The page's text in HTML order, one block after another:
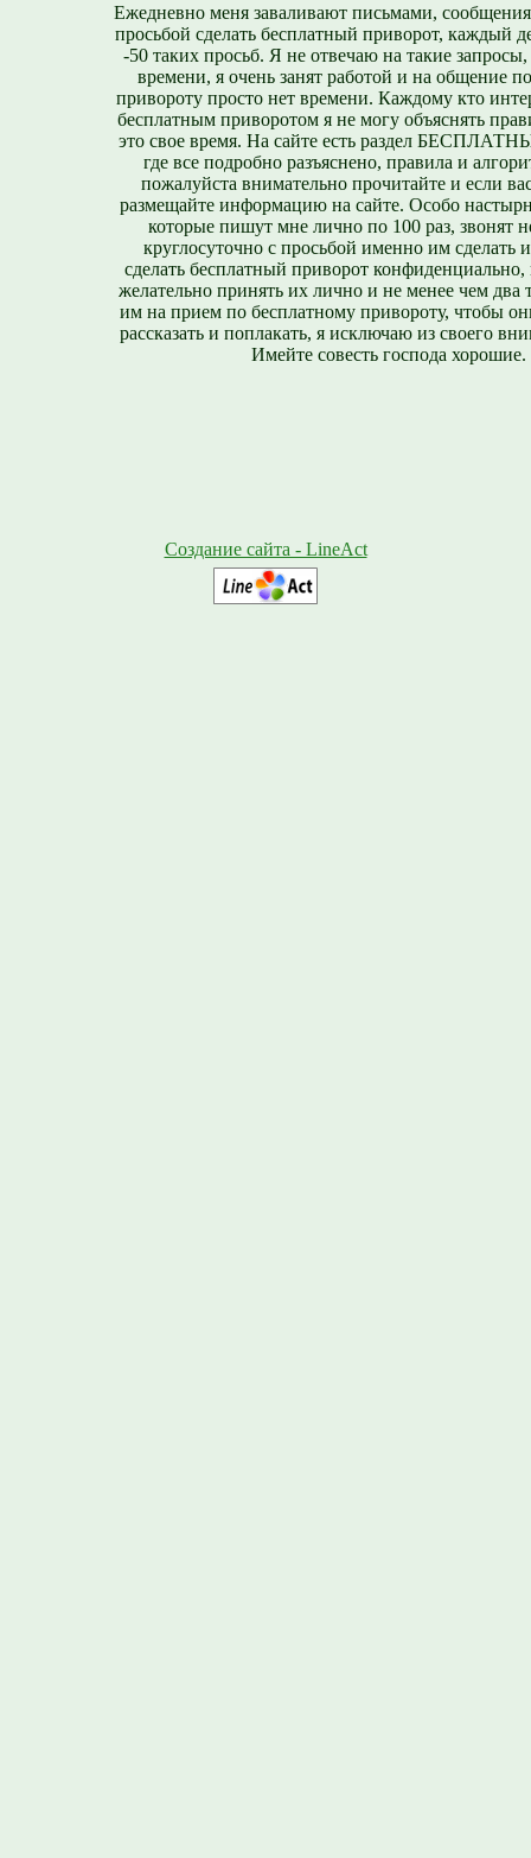
Ежедневно меня заваливают письмами,
просьбой сделать бесплатный приворот, каждый
-50 таких просьб. Я не отвечаю на такие
времени, я очень занят работой и на общение
привороту просто нет времени. Каждому кто
бесплатным приворотом я не могу объяснять
это свое время. На сайте есть раздел
где все подробно разъяснено, правила и
пожалуйста внимательно прочитайте и если
размещайте информацию на сайте. Особо
которые пишут мне лично по 100 раз, звонят
круглосуточно с просьбой именно им сделать
сделать бесплатный приворот конфиденциально,
желательно принять их лично и не менее чем два
им на прием по бесплатному привороту, чтобы
рассказать и поплакать, я исключаю из своего
Имейте совесть господа хорошие.
Создание сайта - LineAct